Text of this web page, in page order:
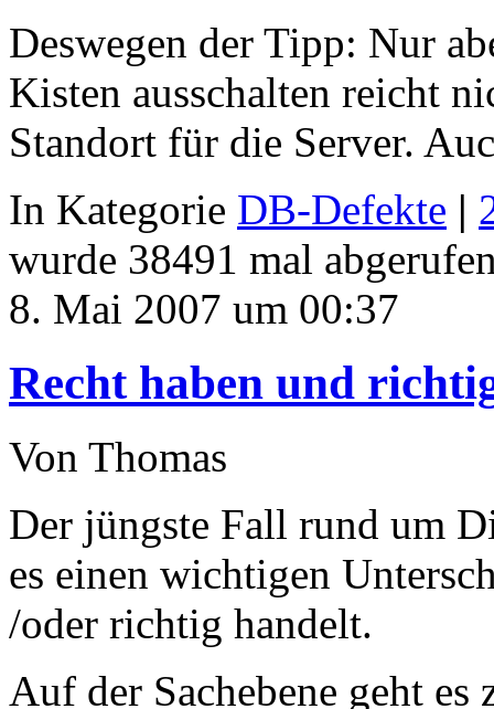
Deswegen der Tipp: Nur
Kisten ausschalten reicht
Standort für die Server.
In Kategorie DB-Defekte |
wurde 38491 mal
8. Mai 2007 um 00:37
Recht haben und
Von Thomas
Der jüngste Fall rund um
es einen wichtigen
/oder richtig handelt.
Auf der Sachebene geht es